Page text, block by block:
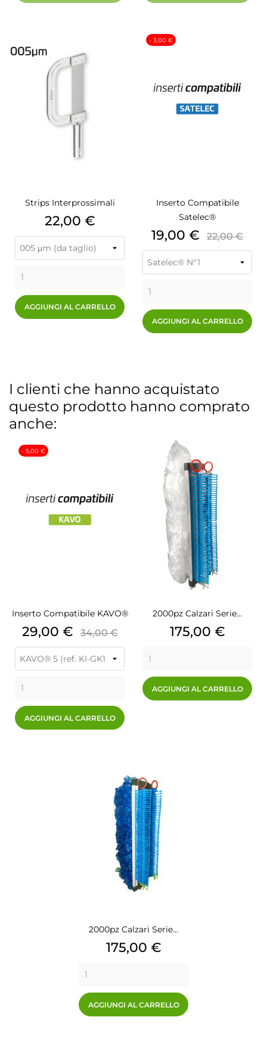
Strips Interprossimali
Prezzo
22,00 €
AGGIUNGI AL CARRELLO
Inserto Compatibile
Satelec®
Prezzo
19,00 € Prezzo
base
22,00 €
AGGIUNGI AL CARRELLO
- 3,00 €
I clienti che hanno acquistato
questo prodotto hanno comprato
anche:
Inserto Compatibile KAVO®
Prezzo
29,00 € Prezzo
base
34,00 €
AGGIUNGI AL CARRELLO
- 5,00 €
2000pz Calzari Serie...
Prezzo
175,00 €
AGGIUNGI AL CARRELLO
2000pz Calzari Serie...
Prezzo
175,00 €
AGGIUNGI AL CARRELLO